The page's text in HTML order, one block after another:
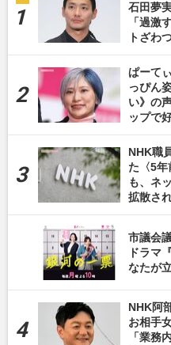
石田夢
「過激
トざわ
ぱーて
っぴん
い》の
ップで
NHK職
た〈5
も、ネ
拡散さ
市議会
ドラマ
なたが
NHK阿
お相手
「業務